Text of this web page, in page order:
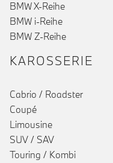
BMW X-Reihe
BMW i-Reihe
BMW Z-Reihe
KAROSSERIE
Cabrio / Roadster
Coupé
Limousine
SUV / SAV
Touring / Kombi